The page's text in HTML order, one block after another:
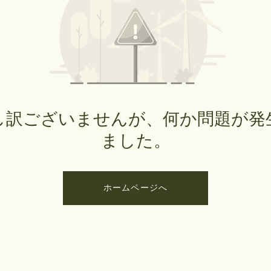
訳ございませんが、何か問題が発
ました。
ホームページへ